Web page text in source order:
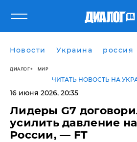
Новости Украина россия
ДИАЛОГ МИР
ЧИТАТЬ НОВОСТЬ НА
16 июня 2026, 20:35
​Лидеры G7
усилить давление
России, — FT